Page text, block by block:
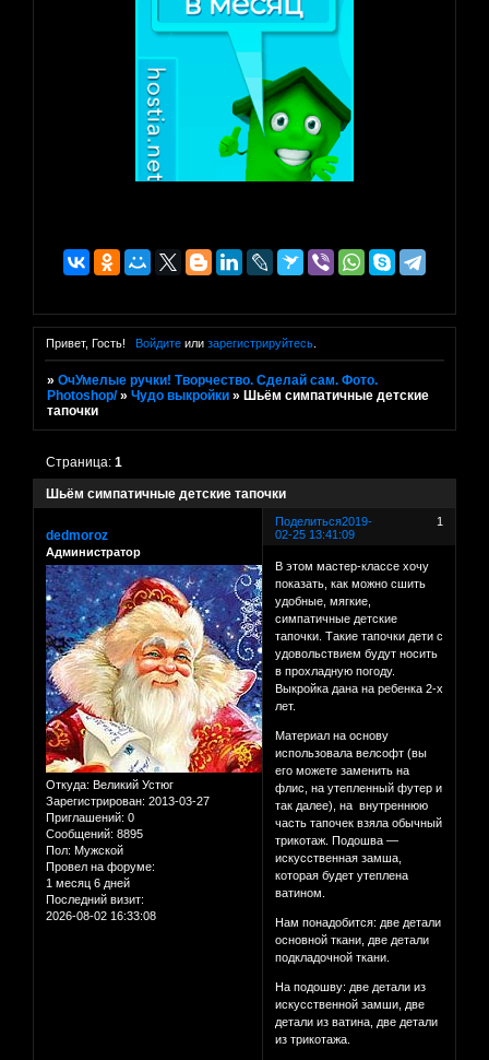
Привет, Гость! Войдитеили зарегистрируйтесь.
»ОчУмелые ручки! Творчество. Сделай сам. Фото.
Photoshop/ »Чудо выкройки » Шьём симпатичные детские
тапочки
Шьём симпатичные детские тапочки
Страница:1
Поделиться 1
2019-
02-25 13:41:09
dedmoroz
Администратор
Откуда: Великий Устюг
Зарегистрирован: 2013-03-27
Приглашений: 0
Сообщений: 8895
Пол: Мужской
Провел на форуме:
1 месяц 6 дней
Последний визит:
2026-08-02 16:33:08
В этом мастер-классе хочу
показать, как можно сшить
удобные, мягкие,
симпатичные детские
тапочки. Такие тапочки дети с
удовольствием будут носить
в прохладную погоду.
Выкройка дана на ребенка 2-х
лет.
Материал на основу
использовала велсофт (вы
его можете заменить на
флис, на утепленный футер и
так далее), на внутреннюю
часть тапочек взяла обычный
трикотаж. Подошва —
искусственная замша,
которая будет утеплена
ватином.
Нам понадобится: две детали
основной ткани, две детали
подкладочной ткани.
На подошву: две детали из
искусственной замши, две
детали из ватина, две детали
из трикотажа.